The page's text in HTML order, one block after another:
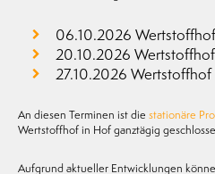
06.10.2026
20.10.2026
27.10.2026 Wertstoffhof
An diesen Terminen ist die stationäre
Wertstoffhof in Hof ganztägig
Aufgrund aktueller Entwicklungen